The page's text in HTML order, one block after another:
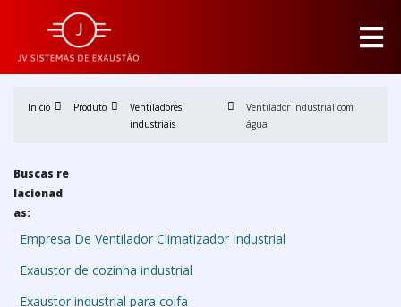
Início Produto
Ventiladores
industriais
Ventilador industrial com
água
Buscas re
lacionad
as:
Empresa De Ventilador Climatizador Industrial
Exaustor de cozinha industrial
Exaustor industrial para coifa